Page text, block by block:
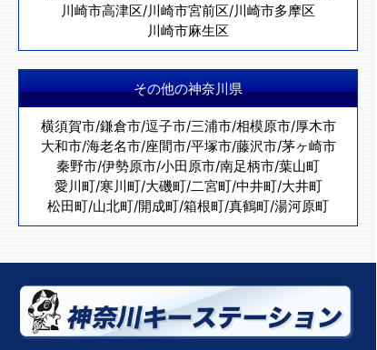
川崎市高津区/川崎市宮前区/川崎市多摩区
川崎市麻生区
その他の神奈川県
横須賀市/鎌倉市/逗子市/三浦市/相模原市/厚木市
大和市/海老名市/座間市/平塚市/藤沢市/茅ヶ崎市
秦野市/伊勢原市/小田原市/南足柄市/葉山町
愛川町/寒川町/大磯町/二宮町/中井町/大井町
松田町/山北町/開成町/箱根町/真鶴町/湯河原町